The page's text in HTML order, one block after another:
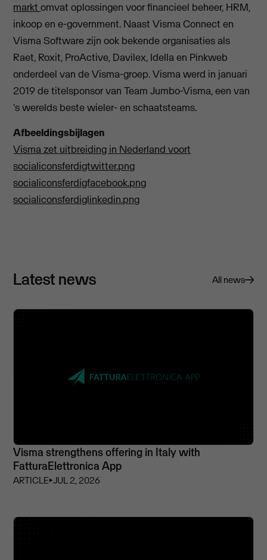
marktomvat oplossingen voor financieel beheer, HRM,
inkoop en e-government. Naast Visma Connect en
Visma Software zijn ook bekende organisaties als
Raet, Roxit, ProActive, Davilex, Idella en Pinkweb
onderdeel van de Visma-groep. Visma werd in januari
2019 de titelsponsor van Team Jumbo-Visma, een van
's werelds beste wieler- en schaatsteams.
Afbeeldingsbijlagen
Visma zet uitbreiding in Nederland voort
socialiconsferdigtwitter.png
socialiconsferdigfacebook.png
socialiconsferdiglinkedin.png
Latest news All news
Visma strengthens offering in Italy with
FatturaElettronica App
ARTICLE⏵JUL 2, 2026